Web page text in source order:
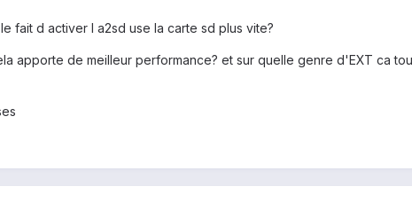
fait d activer l a2sd use la carte sd plus vite?
apporte de meilleur performance? et sur quelle genre d'EXT ca